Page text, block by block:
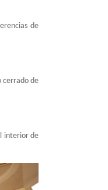
de
cerrado de
interior de